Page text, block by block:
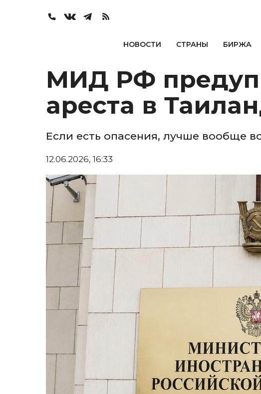
НОВОСТИ СТРАНЫ БИРЖА
МИД РФ
ареста в
Если есть опасения, лучше вообще
12.06.2026, 16:33